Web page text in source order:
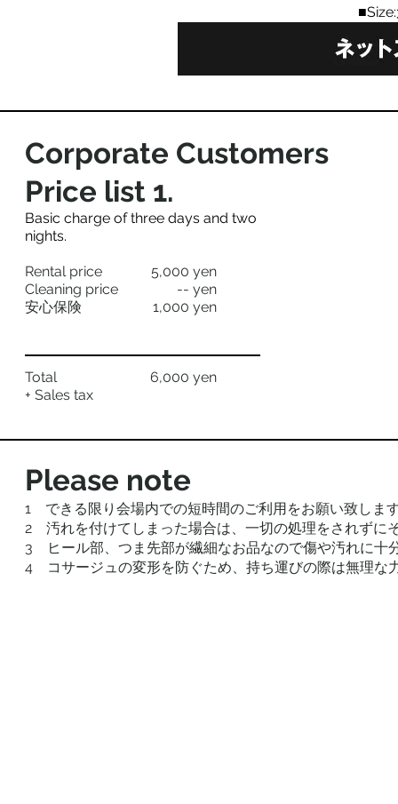
Corporate Customers
Price list 1​.
​Basic charge of three days and two
nights. ​
5,000 yen
-- yen
1,000 yen
Rental price
Cleaning price
安心保険
6,000 yen
Total
+ Sales tax
Please note
1 できる限り会場内での短時間のご利用をお願い致しま
2 汚れを付けてしまった場合は、一切の処理をされずに
3 ヒール部、つま先部が繊細なお品なので傷や汚れに十
4 コサージュの変形を防ぐため、持ち運びの際は無理な